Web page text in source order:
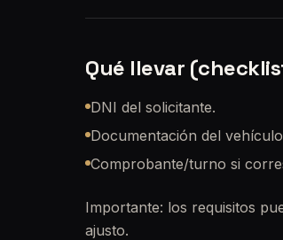
Qué llevar
DNI del solicitante.
Documentación del
Comprobante/turno si
Importante: los requisitos
ajusto.